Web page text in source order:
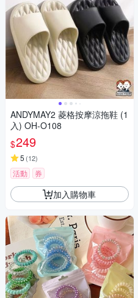
ANDYMAY2 菱格按摩涼拖鞋 (1
入) OH-O108
$249
5 (12)
活動 券
加入購物車